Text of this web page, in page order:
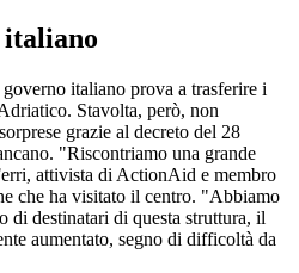
italiano prova a trasferire i
Stavolta, però, non
grazie al decreto del 28
"Riscontriamo una grande
attivista di ActionAid e membro
che ha visitato il centro. "Abbiamo
di destinatari di questa struttura, il
aumentato, segno di difficoltà da